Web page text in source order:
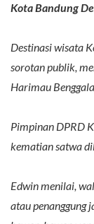
Kota Bandung
Destinasi wisata
sorotan publik,
Harimau
Pimpinan DPRD
kematian satwa
Edwin menilai,
atau penanggung